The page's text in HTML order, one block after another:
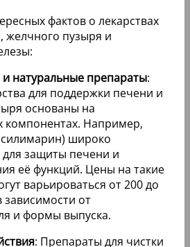
фактов о лекарствах
желчного пузыря и
натуральные препараты:
для поддержки печени и
основаны на
компонентах. Например,
широко
для защиты печени и
её функций. Цены на такие
варьироваться от 200 до
зависимости от
и формы выпуска.
: Препараты для чистки